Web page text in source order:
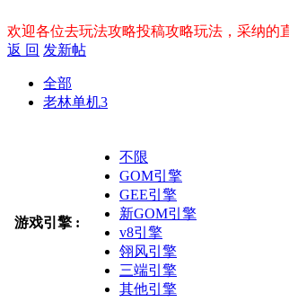
欢迎各位去玩法攻略投稿攻略玩法，采纳的
返 回 发新帖
全部
老林单机3
游戏引擎 :
不限
GOM引擎
GEE引擎
新GOM引擎
v8引擎
翎风引擎
三端引擎
其他引擎